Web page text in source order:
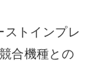
ストインプレ
合機種との